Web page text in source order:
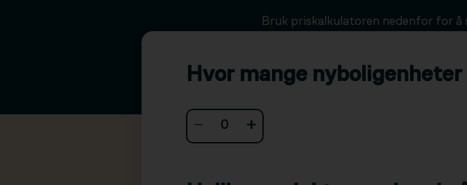
Bruk priskalkulatoren nedenfor for å
Hvor mange
− +